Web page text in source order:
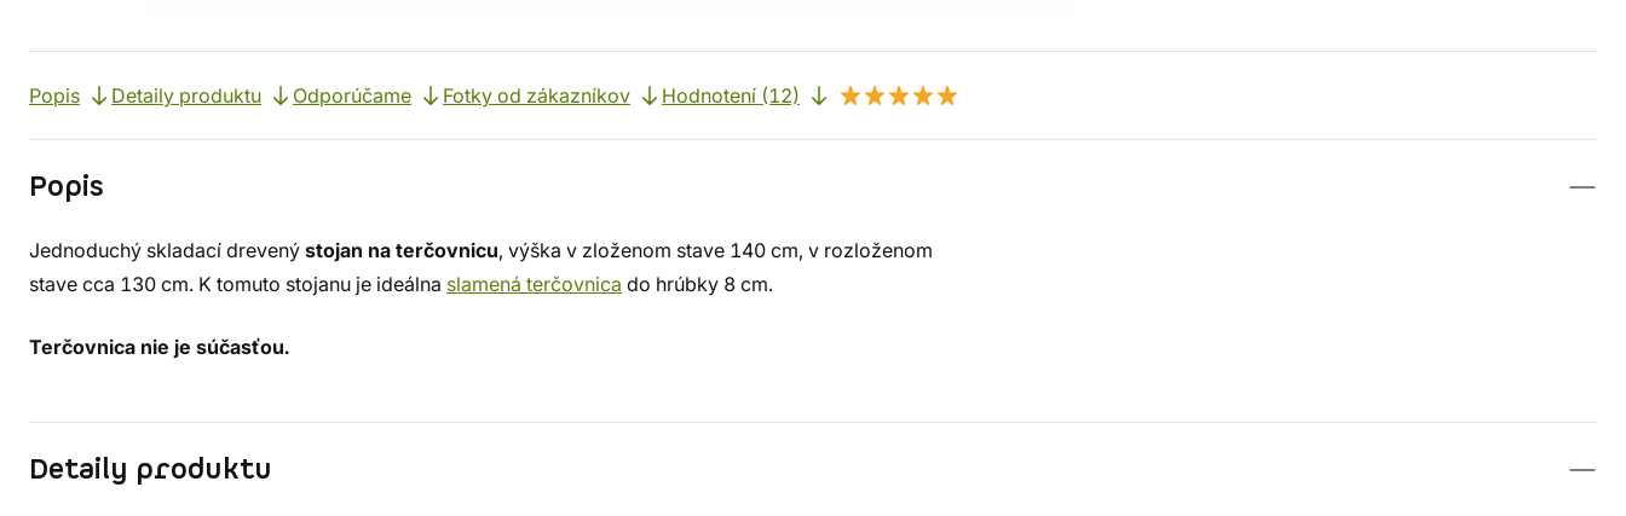
Popis Detaily produktu Odporúčame Fotky od zákazníkov Hodnotení (12)
Popis
Jednoduchý skladací drevený stojan na terčovnicu, výška v zloženom stave 140 cm, v rozloženom
stave cca 130 cm. K tomuto stojanu je ideálna slamená terčovnica do hrúbky 8 cm.
Terčovnica nie je súčasťou.
Detaily produktu